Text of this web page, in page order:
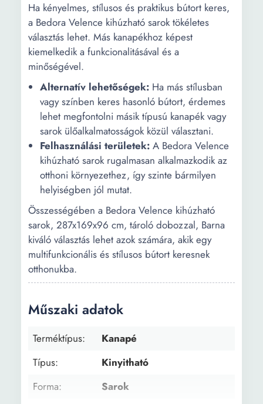
Ha kényelmes, stílusos és praktikus bútort keres,
a Bedora Velence kihúzható sarok tökéletes
választás lehet. Más kanapékhoz képest
kiemelkedik a funkcionalitásával és a
minőségével.
Alternatív lehetőségek: Ha más stílusban
vagy színben keres hasonló bútort, érdemes
lehet megfontolni másik típusú kanapék vagy
sarok ülőalkalmatosságok közül választani.
Felhasználási területek: A Bedora Velence
kihúzható sarok rugalmasan alkalmazkodik az
otthoni környezethez, így szinte bármilyen
helyiségben jól mutat.
Összességében a Bedora Velence kihúzható
sarok, 287x169x96 cm, tároló dobozzal, Barna
kiváló választás lehet azok számára, akik egy
multifunkcionális és stílusos bútort keresnek
otthonukba.
Műszaki adatok
Terméktípus:
Kanapé
Típus:
Kinyitható
Forma:
Sarok